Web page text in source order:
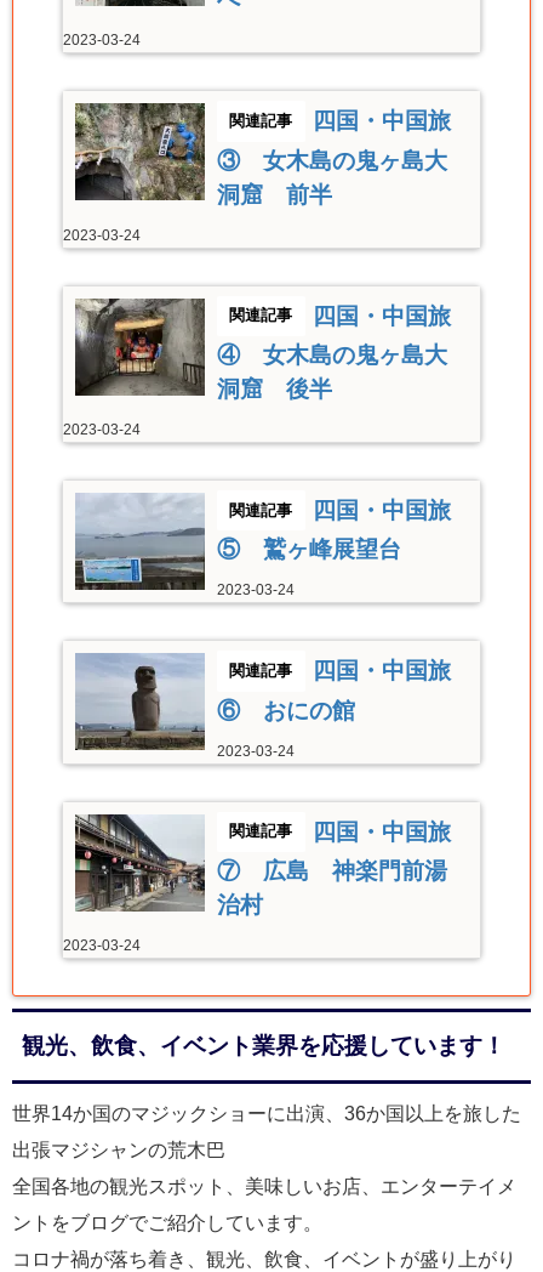
2023-03-24
四国・中国旅
③ 女木島の鬼ヶ島大
洞窟 前半
2023-03-24
四国・中国旅
④ 女木島の鬼ヶ島大
洞窟 後半
2023-03-24
四国・中国旅
⑤ 鷲ヶ峰展望台
2023-03-24
四国・中国旅
⑥ おにの館
2023-03-24
四国・中国旅
⑦ 広島 神楽門前湯
治村
2023-03-24
観光、飲食、イベント業界を応援しています！
世界14か国のマジックショーに出演、36か国以上を旅した
出張マジシャンの荒木巴
全国各地の観光スポット、美味しいお店、エンターテイメ
ントをブログでご紹介しています。
コロナ禍が落ち着き、観光、飲食、イベントが盛り上がり